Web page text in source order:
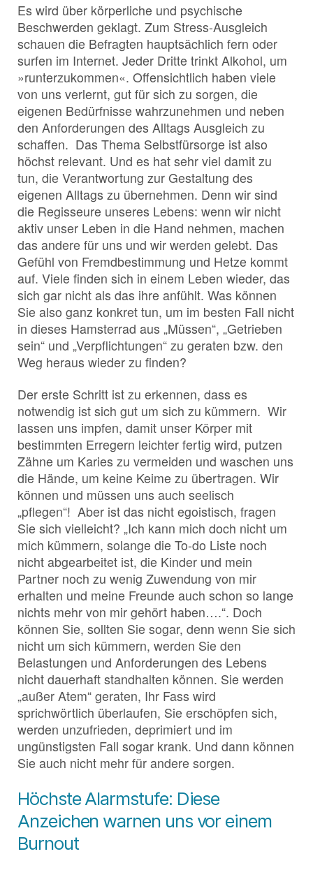
Es wird über körperliche und psychische
Beschwerden geklagt. Zum Stress-Ausgleich
schauen die Befragten hauptsächlich fern oder
surfen im Internet. Jeder Dritte trinkt Alkohol, um
»runterzukommen«. Offensichtlich haben viele
von uns verlernt, gut für sich zu sorgen, die
eigenen Bedürfnisse wahrzunehmen und neben
den Anforderungen des Alltags Ausgleich zu
schaffen. Das Thema Selbstfürsorge ist also
höchst relevant. Und es hat sehr viel damit zu
tun, die Verantwortung zur Gestaltung des
eigenen Alltags zu übernehmen. Denn wir sind
die Regisseure unseres Lebens: wenn wir nicht
aktiv unser Leben in die Hand nehmen, machen
das andere für uns und wir werden gelebt. Das
Gefühl von Fremdbestimmung und Hetze kommt
auf. Viele finden sich in einem Leben wieder, das
sich gar nicht als das ihre anfühlt. Was können
Sie also ganz konkret tun, um im besten Fall nicht
in dieses Hamsterrad aus „Müssen“, „Getrieben
sein“ und „Verpflichtungen“ zu geraten bzw. den
Weg heraus wieder zu finden?
Der erste Schritt ist zu erkennen, dass es
notwendig ist sich gut um sich zu kümmern. Wir
lassen uns impfen, damit unser Körper mit
bestimmten Erregern leichter fertig wird, putzen
Zähne um Karies zu vermeiden und waschen uns
die Hände, um keine Keime zu übertragen. Wir
können und müssen uns auch seelisch
„pflegen“! Aber ist das nicht egoistisch, fragen
Sie sich vielleicht? „Ich kann mich doch nicht um
mich kümmern, solange die To-do Liste noch
nicht abgearbeitet ist, die Kinder und mein
Partner noch zu wenig Zuwendung von mir
erhalten und meine Freunde auch schon so lange
nichts mehr von mir gehört haben….“. Doch
können Sie, sollten Sie sogar, denn wenn Sie sich
nicht um sich kümmern, werden Sie den
Belastungen und Anforderungen des Lebens
nicht dauerhaft standhalten können. Sie werden
„außer Atem“ geraten, Ihr Fass wird
sprichwörtlich überlaufen, Sie erschöpfen sich,
werden unzufrieden, deprimiert und im
ungünstigsten Fall sogar krank. Und dann können
Sie auch nicht mehr für andere sorgen.
Höchste Alarmstufe: Diese
Anzeichen warnen uns vor einem
Burnout